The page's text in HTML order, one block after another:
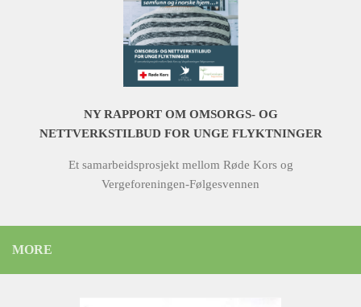
NY RAPPORT OM OMSORGS- OG
NETTVERKSTILBUD FOR UNGE FLYKTNINGER
Et samarbeidsprosjekt mellom Røde Kors og
Vergeforeningen-Følgesvennen
MORE